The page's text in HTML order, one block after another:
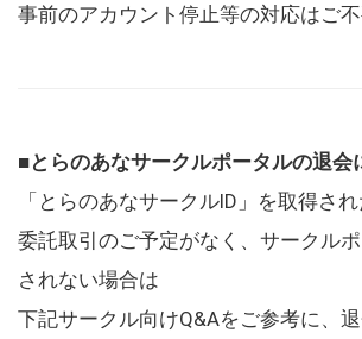
事前のアカウント停止等の対応はご不
■とらのあなサークルポータルの退会
「とらのあなサークルID」を取得さ
委託取引のご予定がなく、サークル
されない場合は
下記サークル向けQ&Aをご参考に、